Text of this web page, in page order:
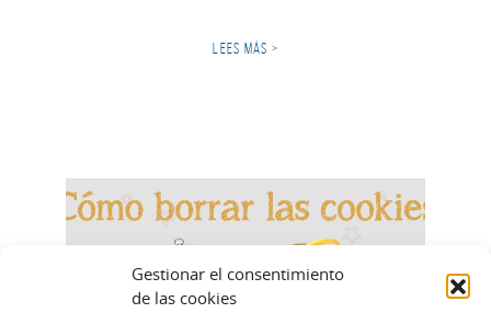
Gestionar el consentimiento
de las cookies
LEES MÁS >